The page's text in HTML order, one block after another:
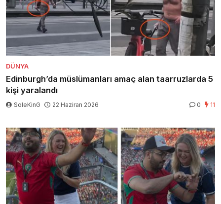
DÜNYA
Edinburgh’da müslümanları amaç alan taarruzlarda 5
kişi yaralandı
SoleKinG 22 Haziran 2026 0 11